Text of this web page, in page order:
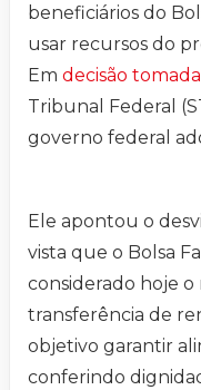
beneficiários do
usar recursos do
Em decisão
Tribunal Federal
governo federal
Ele apontou o
vista que o Bolsa
considerado hoje
transferência de
objetivo garantir
conferindo